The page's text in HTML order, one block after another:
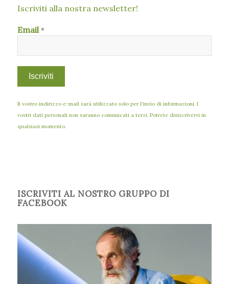
Iscriviti alla nostra newsletter!
Email *
Il vostro indirizzo e-mail sarà utilizzato solo per l'invio di informazioni. I
vostri dati personali non saranno comunicati a terzi. Potrete disiscrivervi in
qualsiasi momento.
ISCRIVITI AL NOSTRO GRUPPO DI
FACEBOOK